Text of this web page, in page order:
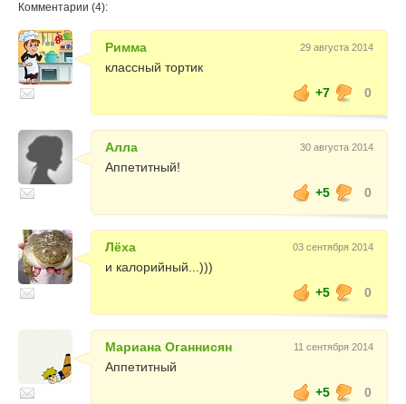
Комментарии (4):
Римма 29 августа 2014
классный тортик
+7
0
Алла 30 августа 2014
Аппетитный!
+5
0
Лёха 03 сентября 2014
и калорийный...)))
+5
0
Мариана Оганнисян 11 сентября 2014
Аппетитный
+5
0